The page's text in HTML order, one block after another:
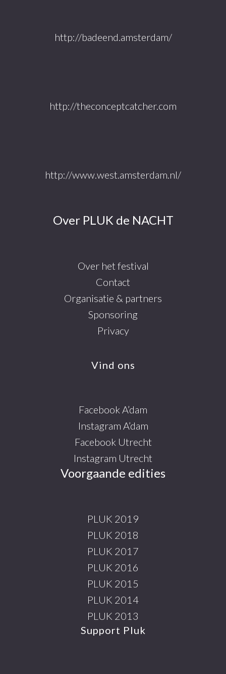
http://badeend.amsterdam/
http://theconceptcatcher.com
http://www.west.amsterdam.nl/
Over PLUK de NACHT
Over het festival
Contact
Organisatie & partners
Sponsoring
Privacy
Vind ons
Facebook A’dam
Instagram A’dam
Facebook Utrecht
Instagram Utrecht
Voorgaande edities
PLUK 2019
PLUK 2018
PLUK 2017
PLUK 2016
PLUK 2015
PLUK 2014
PLUK 2013
Support Pluk